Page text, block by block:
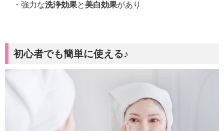
・強力な洗浄効果と 美白効果があり
初心者でも簡単に使える♪